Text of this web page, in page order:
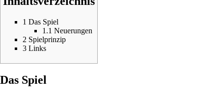
1 Das Spiel
1.1 Neuerungen
2 Spielprinzip
3 Links
Das Spiel